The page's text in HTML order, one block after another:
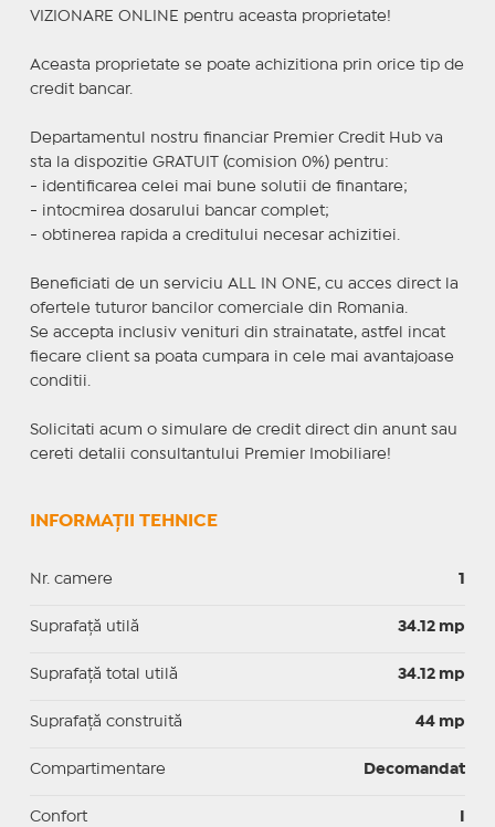
VIZIONARE ONLINE pentru aceasta proprietate!
Aceasta proprietate se poate achizitiona prin orice tip de
credit bancar.
Departamentul nostru financiar Premier Credit Hub va
sta la dispozitie GRATUIT (comision 0%) pentru:
- identificarea celei mai bune solutii de finantare;
- intocmirea dosarului bancar complet;
- obtinerea rapida a creditului necesar achizitiei.
Beneficiati de un serviciu ALL IN ONE, cu acces direct la
ofertele tuturor bancilor comerciale din Romania.
Se accepta inclusiv venituri din strainatate, astfel incat
fiecare client sa poata cumpara in cele mai avantajoase
conditii.
Solicitati acum o simulare de credit direct din anunt sau
cereti detalii consultantului Premier Imobiliare!
INFORMAȚII TEHNICE
Nr. camere 1
Suprafaţă utilă 34.12 mp
Suprafaţă total utilă 34.12 mp
Suprafaţă construită 44 mp
Compartimentare Decomandat
Confort